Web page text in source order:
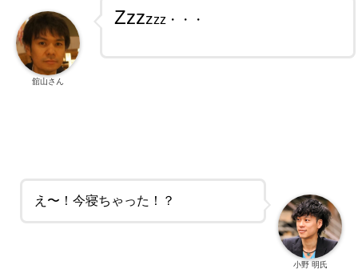
Zzzzzz・・・
舘山さん
え〜！今寝ちゃった！？
小野 明氏